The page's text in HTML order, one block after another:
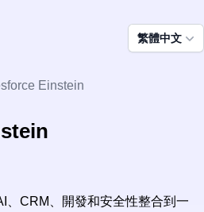
繁體中文
Einstein
、CRM、開發和安全性整合到一